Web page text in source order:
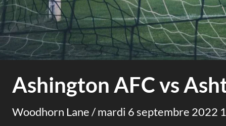
Ashington AFC vs
Woodhorn Lane /mardi 6 septembre 2022